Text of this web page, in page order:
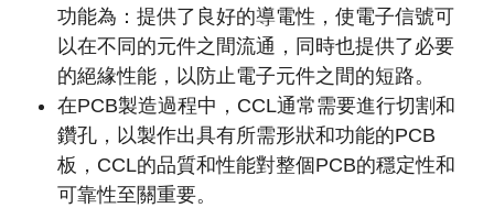
功能為：提供了良好的導電性，使電子信號可
以在不同的元件之間流通，同時也提供了必要
的絕緣性能，以防止電子元件之間的短路。
在PCB製造過程中，CCL通常需要進行切割和
鑽孔，以製作出具有所需形狀和功能的PCB
板，CCL的品質和性能對整個PCB的穩定性和
可靠性至關重要。